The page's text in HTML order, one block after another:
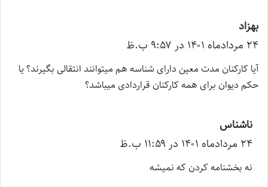
بهزاد
ف
ت
:
۲۴ مرداد‌ماه ۱۴۰۱ در ۹:۵۷ ب.ظ
آیا کارکنان مدت معین دارای شناسه هم میتوانند انتقالی بگیرند؟ یا
حکم دیوان برای همه کارکنان قراردادی میباشد؟
ناشناس
ف
ت
۲۴ مرداد‌ماه ۱۴۰۱ در ۱۱:۵۹ ب.ظ
نه بخشنامه کردن که نمیشه